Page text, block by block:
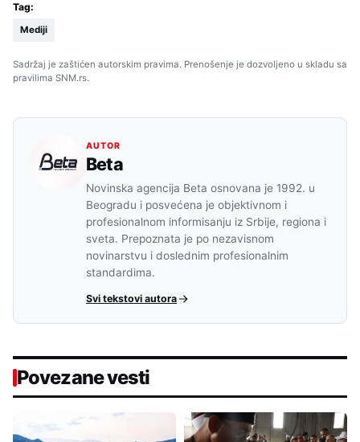
Tag:
Mediji
Sadržaj je zaštićen autorskim pravima. Prenošenje je dozvoljeno u skladu sa
pravilima SNM.rs.
AUTOR
Beta
Novinska agencija Beta osnovana je 1992. u
Beogradu i posvećena je objektivnom i
profesionalnom informisanju iz Srbije, regiona i
sveta. Prepoznata je po nezavisnom
novinarstvu i doslednim profesionalnim
standardima.
Svi tekstovi autora
Povezane vesti